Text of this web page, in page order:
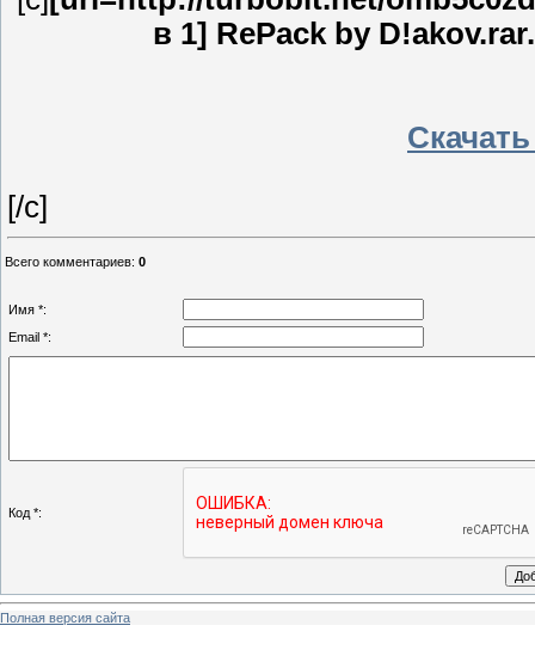
в 1] RePack by
[/c]
Всего комментариев: 0
Имя *:
Email *:
Код *:
Полная версия сайта